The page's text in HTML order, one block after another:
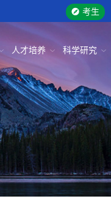
考生
人才培养 科学研究